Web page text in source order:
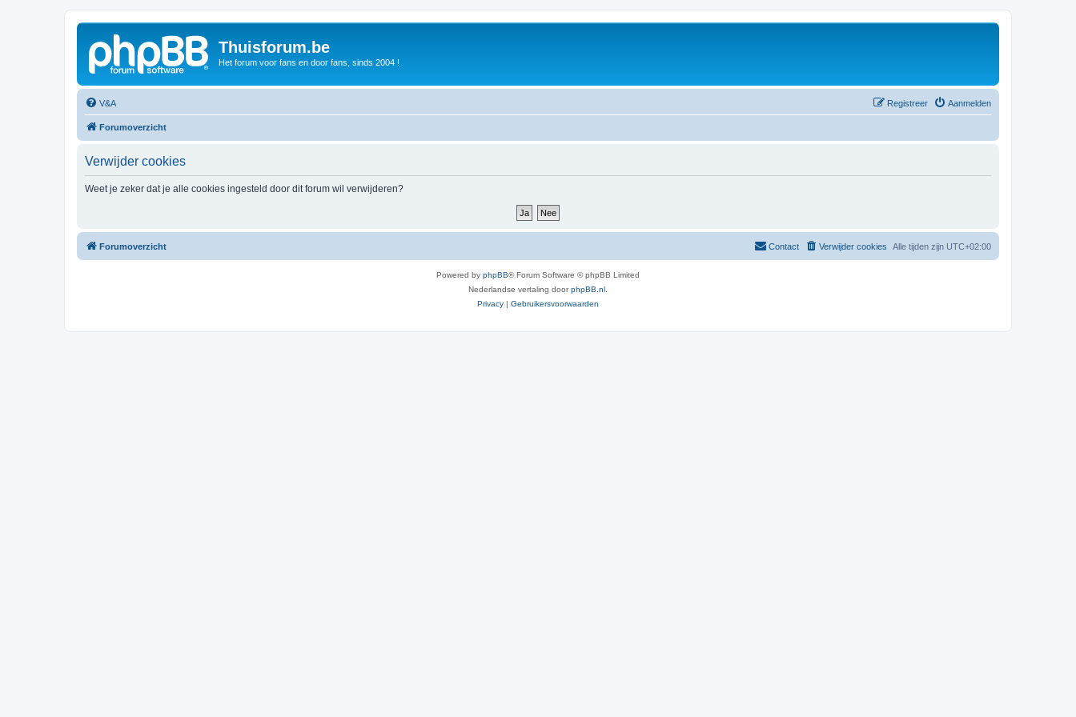
Thuisforum.be
Het forum voor fans en door fans, sinds 2004 !
V&A Aanmelden
Registreer
Forumoverzicht
Verwijder cookies
Weet je zeker dat je alle cookies ingesteld door dit forum wil verwijderen?
Forumoverzicht Alle tijden zijn UTC+02:00
Verwijder cookies
Contact
Powered by phpBB® Forum Software © phpBB Limited
Nederlandse vertaling doorphpBB.nl
Privacy | Gebruikersvoorwaarden